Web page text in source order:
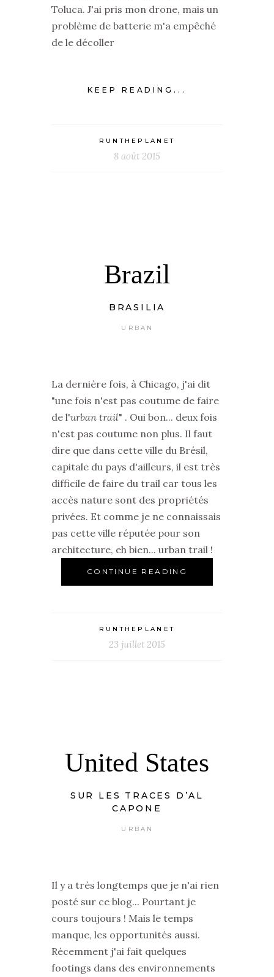
Toluca. J'ai pris mon drone, mais un
problème de batterie m'a empêché
de le décoller
KEEP READING...
RUNTHEPLANET
8 août 2015
Brazil
BRASILIA
URBAN
La dernière fois, à Chicago, j'ai dit
"une fois n'est pas coutume de faire
de l'urban trail" . Oui bon... deux fois
n'est pas coutume non plus. Il faut
dire que dans cette ville du Brésil,
capitale du pays d'ailleurs, il est très
difficile de faire du trail car tous les
accès nature sont des propriétés
privées. Et comme je ne connaissais
pas cette ville réputée pour son
architecture, eh bien... urban trail !
CONTINUE READING
RUNTHEPLANET
23 juillet 2015
United States
SUR LES TRACES D’AL
CAPONE
URBAN
Il y a très longtemps que je n'ai rien
posté sur ce blog... Pourtant je
cours toujours ! Mais le temps
manque, les opportunités aussi.
Récemment j'ai fait quelques
footings dans des environnements